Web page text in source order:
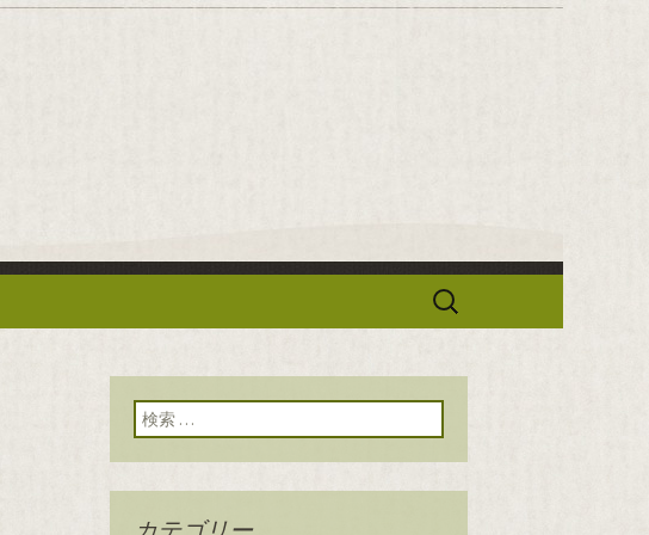
華「せろり
検
検索: